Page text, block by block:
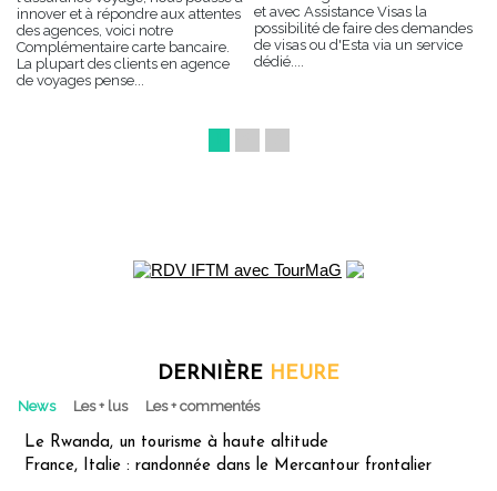
innover et à répondre aux attentes
des agences, voici notre
Complémentaire carte bancaire.
La plupart des clients en agence
de voyages pense...
et avec Assistance Visas la
possibilité de faire des demandes
de visas ou d'Esta via un service
dédié....
DERNIÈRE HEURE
News Les + lus Les + commentés
Le Rwanda, un tourisme à haute altitude
France, Italie : randonnée dans le Mercantour frontalier